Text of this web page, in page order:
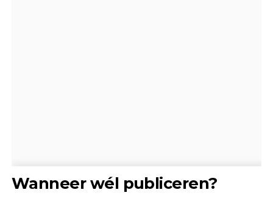
Wanneer wél publiceren?